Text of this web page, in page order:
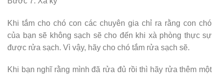
Khi tắm cho chó con các chuyên gia chỉ ra rằng con chó
của bạn sẽ không sạch sẽ cho đến khi xà phòng thực sự
được rửa sạch. Vì vậy, hãy cho chó tắm rửa sạch sẽ.
Khi bạn nghĩ rằng mình đã rửa đủ rồi thì hãy rửa thêm một